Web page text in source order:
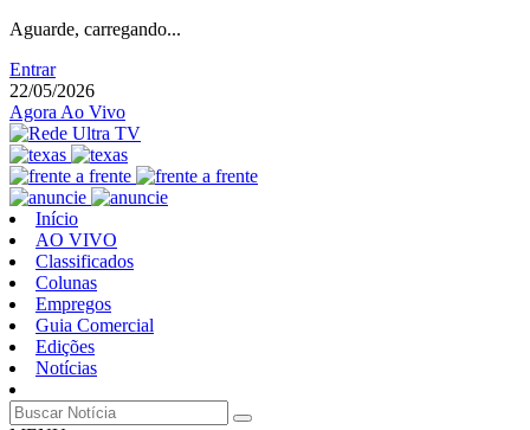
Aguarde, carregando...
Entrar
22/05/2026
Agora Ao Vivo
Início
AO VIVO
Classificados
Colunas
Empregos
Guia Comercial
Edições
Notícias